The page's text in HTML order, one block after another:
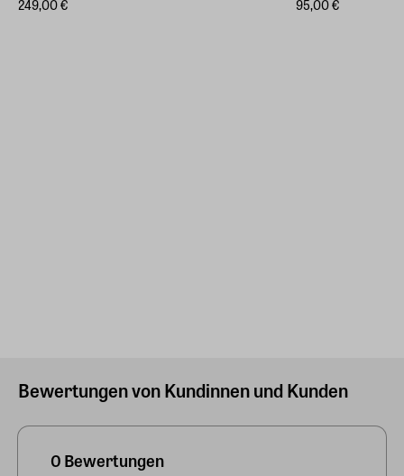
249,00 € 95,00 €
Bewertungen von Kundinnen und Kunden
0 Bewertungen